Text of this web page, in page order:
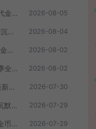
宫斗养成手游【盛世芳華多区跨服代金券本地优化版】最新整理单机一键即玩端+Linux手工服务端+CDK授权后台+安卓+详细搭建教程 2026-08-05
RED三端引擎传奇手游【2003我本沉默】最新整理Win系服务端+安卓苹果PC三端+详细搭建教程 2026-08-04
三网H5策略手游【三国兵临天下代金券内购七合修复版】最新整理单机一键即玩镜像端+Linux手工服务端+管理后台+GM授权后台+简易安卓客户端+详细搭建教程+视频教程 2026-08-02
卡牌回合手游【山海经异兽录11赛季全人物代金券内购版】最新整理WIN系服务端+授权GM后台+管理后台+热更修改工具+安卓+详细搭建教程 2026-08-02
GGE2互通西游【神界天海西柚】最新整理Win系服务端+安卓苹果PC三端+内置GM工具+全套源码+详细搭建教程+视频教程 2026-07-30
RED三端引擎传奇手游【聚义木剑沉默高仿嘟嘟沉默】最新整理Win系服务端+安卓苹果PC三端+详细搭建教程 2026-07-29
战神引擎传奇手游【1.76怀旧月光金币版】最新整理Win系复古服务端+安卓苹果双端+GM授权物品后台+详细搭建教程 2026-07-29